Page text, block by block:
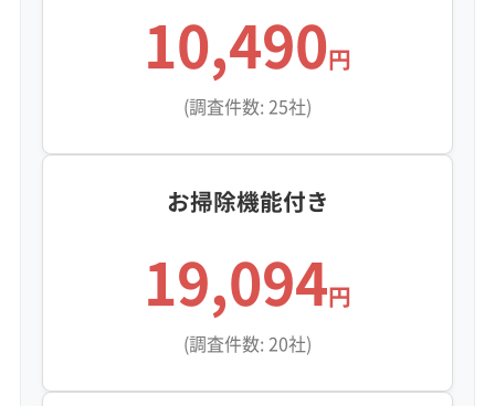
10,490円
(調査件数: 25社)
お掃除機能付き
19,094円
(調査件数: 20社)